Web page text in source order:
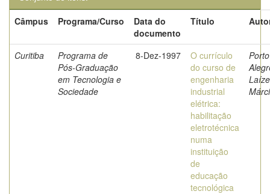
Câmpus
Programa/Curso
Data do
documento
Título
Curitiba
Programa de
Pós-Graduação
em Tecnologia e
Sociedade
8-Dez-1997
O currículo
do curso de
engenharia
industrial
elétrica:
habilitação
eletrotécnica
numa
instituição
de
educação
tecnológica
Porto
Laíze